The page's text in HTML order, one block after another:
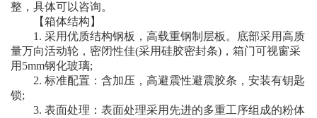
整，具体可以咨询。
【箱体结构】
1. 采用优质结构钢板，高载重钢制层板。底部采用高质
量万向活动轮，密闭性佳(采用硅胶密封条)，箱门可视窗采
用5mm钢化玻璃;
2. 标准配置：含加压，高避震性避震胶条，安装有钥匙
锁;
3. 表面处理：表面处理采用先进的多重工序组成的粉体